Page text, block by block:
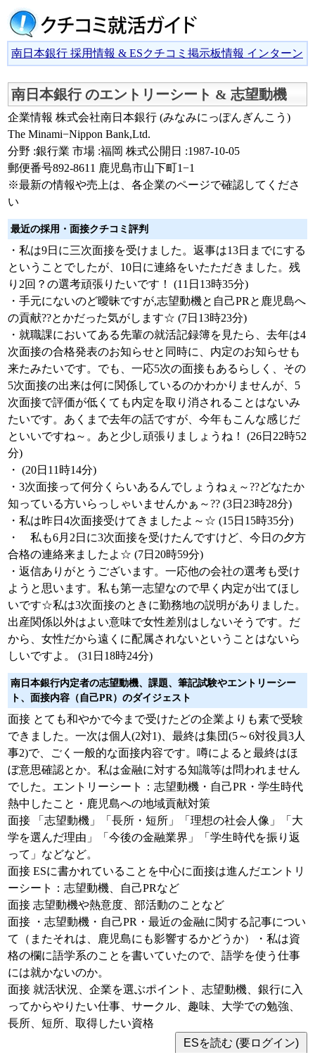
南日本銀行 採用情報 & ESクチコミ掲示板情報 インターン
南日本銀行 のエントリーシート & 志望動機
企業情報 株式会社南日本銀行 (みなみにっぽんぎんこう)
The Minami−Nippon Bank,Ltd.
分野 :銀行業 市場 :福岡 株式公開日 :1987-10-05
郵便番号892-8611 鹿児島市山下町1−1
※最新の情報や売上は、各企業のページで確認してくださ
い
最近の採用・面接クチコミ評判
・私は9日に三次面接を受けました。返事は13日までにする
ということでしたが、10日に連絡をいたただきました。残
り2回？の選考頑張りたいです！ (11日13時35分)
・手元にないのど曖昧ですが,志望動機と自己PRと鹿児島へ
の貢献??とかだった気がします☆ (7日13時23分)
・就職課においてある先輩の就活記録簿を見たら、去年は4
次面接の合格発表のお知らせと同時に、内定のお知らせも
来たみたいです。でも、一応5次の面接もあるらしく、その
5次面接の出来は何に関係しているのかわかりませんが、5
次面接で評価が低くても内定を取り消されることはないみ
たいです。あくまで去年の話ですが、今年もこんな感じだ
といいですね～。あと少し頑張りましょうね！ (26日22時52
分)
・ (20日11時14分)
・3次面接って何分くらいあるんでしょうねぇ～??どなたか
知っている方いらっしゃいませんかぁ～?? (3日23時28分)
・私は昨日4次面接受けてきましたよ～☆ (15日15時35分)
・ 私も6月2日に3次面接を受けたんですけど、今日の夕方
合格の連絡来ましたよ☆ (7日20時59分)
・返信ありがとうございます。一応他の会社の選考も受け
ようと思います。私も第一志望なので早く内定が出てほし
いです☆私は3次面接のときに勤務地の説明がありました。
出産関係以外はよい意味で女性差別はしないそうです。だ
から、女性だから遠くに配属されないということはないら
しいですよ。 (31日18時24分)
南日本銀行内定者の志望動機、課題、筆記試験やエントリーシー
ト、面接内容（自己PR）のダイジェスト
面接 とても和やかで今まで受けたどの企業よりも素で受験
できました。一次は個人(2対1)、最終は集団(5～6対役員3人
事2)で、ごく一般的な面接内容です。噂によると最終はほ
ぼ意思確認とか。私は金融に対する知識等は問われません
でした。エントリーシート：志望動機・自己PR・学生時代
熱中したこと・鹿児島への地域貢献対策
面接 「志望動機」「長所・短所」「理想の社会人像」「大
学を選んだ理由」「今後の金融業界」「学生時代を振り返
って」などなど。
面接 ESに書かれていることを中心に面接は進んだエントリ
ーシート：志望動機、自己PRなど
面接 志望動機や熱意度、部活動のことなど
面接 ・志望動機・自己PR・最近の金融に関する記事につい
て（またそれは、鹿児島にも影響するかどうか）・私は資
格の欄に語学系のことを書いていたので、語学を使う仕事
には就かないのか。
面接 就活状況、企業を選ぶポイント、志望動機、銀行に入
ってからやりたい仕事、サークル、趣味、大学での勉強、
長所、短所、取得したい資格